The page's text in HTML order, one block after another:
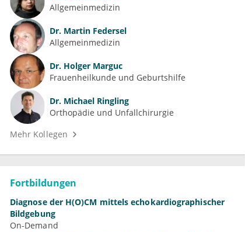
Allgemeinmedizin
Dr. Martin Federsel
Allgemeinmedizin
Dr. Holger Marguc
Frauenheilkunde und Geburtshilfe
Dr. Michael Ringling
Orthopädie und Unfallchirurgie
Mehr Kollegen
Fortbildungen
Diagnose der H(O)CM mittels echokardiographischer
Bildgebung
On-Demand